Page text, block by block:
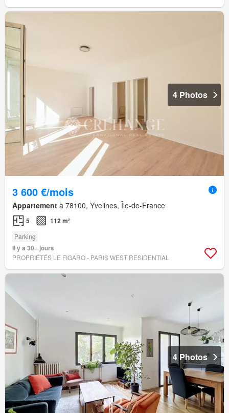
4 Photos
3 600 €/mois
Appartement à 78100, Yvelines, Île-de-France
5 112 m²
Parking
Il y a 30+ jours
PROPRIÉTÉS LE FIGARO - PARIS WEST RESIDENTIAL
4 Photos